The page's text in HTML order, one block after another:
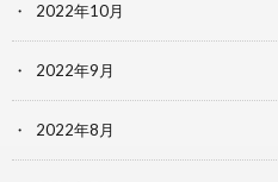
2022年10月
2022年9月
2022年8月